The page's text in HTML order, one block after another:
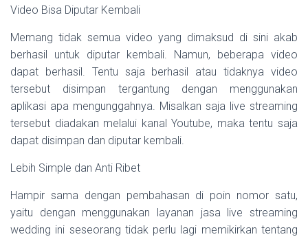
Video Bisa Diputar Kembali
Memang tidak semua video yang dimaksud di sini akab
berhasil untuk diputar kembali. Namun, beberapa video
dapat berhasil. Tentu saja berhasil atau tidaknya video
tersebut disimpan tergantung dengan menggunakan
aplikasi apa mengunggahnya. Misalkan saja live streaming
tersebut diadakan melalui kanal Youtube, maka tentu saja
dapat disimpan dan diputar kembali.
Lebih Simple dan Anti Ribet
Hampir sama dengan pembahasan di poin nomor satu,
yaitu dengan menggunakan layanan jasa live streaming
wedding ini seseorang tidak perlu lagi memikirkan tentang